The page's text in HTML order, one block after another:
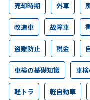
売却時期 外車
改造車 故障車
盗難防止 税金
車検の基礎知識 車
軽トラ 軽自動車